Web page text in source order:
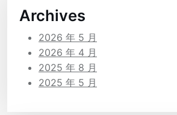
Archives
2026 年 5 月
2026 年 4 月
2025 年 8 月
2025 年 5 月